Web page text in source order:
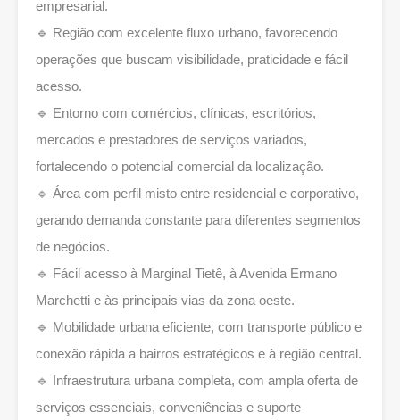
empresarial.
🔹 Região com excelente fluxo urbano, favorecendo
operações que buscam visibilidade, praticidade e fácil
acesso.
🔹 Entorno com comércios, clínicas, escritórios,
mercados e prestadores de serviços variados,
fortalecendo o potencial comercial da localização.
🔹 Área com perfil misto entre residencial e corporativo,
gerando demanda constante para diferentes segmentos
de negócios.
🔹 Fácil acesso à Marginal Tietê, à Avenida Ermano
Marchetti e às principais vias da zona oeste.
🔹 Mobilidade urbana eficiente, com transporte público e
conexão rápida a bairros estratégicos e à região central.
🔹 Infraestrutura urbana completa, com ampla oferta de
serviços essenciais, conveniências e suporte